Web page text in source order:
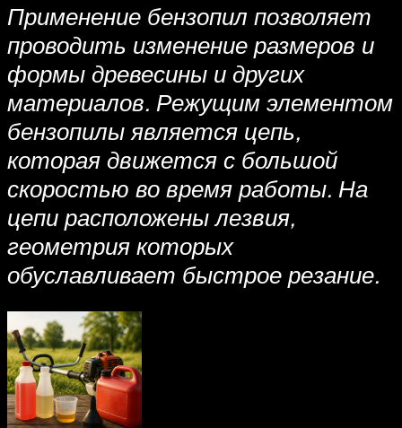
Применение бензопил позволяет
проводить изменение размеров и
формы древесины и других
материалов. Режущим элементом
бензопилы является цепь,
которая движется с большой
скоростью во время работы. На
цепи расположены лезвия,
геометрия которых
обуславливает быстрое резание.